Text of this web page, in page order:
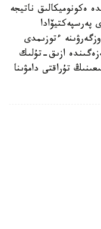
ەكونوميكالىق ناتيجە
پەرسپەكتيۆادا
ءتوزىمدى
ازىق-تۇلىك
تۇراقتى دامۋىنا